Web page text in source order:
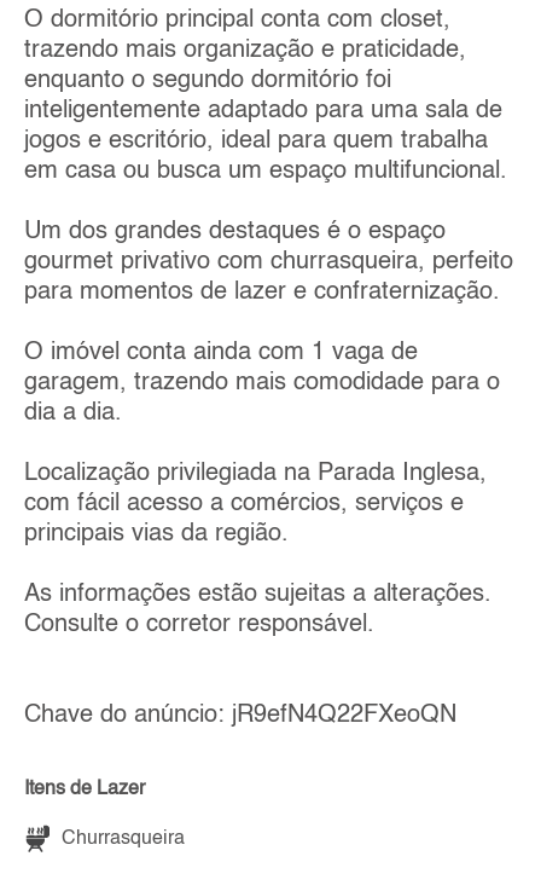
O dormitório principal conta com closet,
trazendo mais organização e praticidade,
enquanto o segundo dormitório foi
inteligentemente adaptado para uma sala de
jogos e escritório, ideal para quem trabalha
em casa ou busca um espaço multifuncional.
Um dos grandes destaques é o espaço
gourmet privativo com churrasqueira, perfeito
para momentos de lazer e confraternização.
O imóvel conta ainda com 1 vaga de
garagem, trazendo mais comodidade para o
dia a dia.
Localização privilegiada na Parada Inglesa,
com fácil acesso a comércios, serviços e
principais vias da região.
As informações estão sujeitas a alterações.
Consulte o corretor responsável.
Chave do anúncio: jR9efN4Q22FXeoQN
Itens de Lazer
Churrasqueira